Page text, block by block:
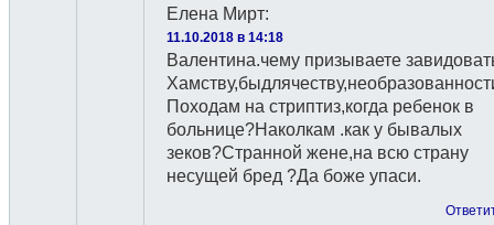
Елена Мирт:
11.10.2018 в 14:18
Валентина.чему призываете
Походам на стриптиз,когда ребенок в
больнице?Наколкам .как у бывалых
зеков?Странной жене,на всю страну
несущей бред ?Да боже упаси.